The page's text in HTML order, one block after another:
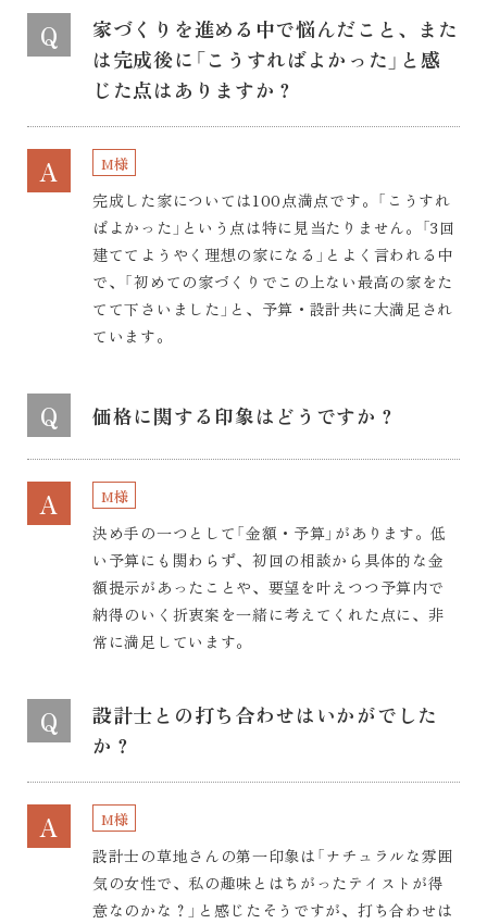
Q
家づくりを進める中で悩んだこと、また
は完成後に「こうすればよかった」と感
じた点はありますか？
A M様
完成した家については100点満点です。「こうすれ
ばよかった」という点は特に見当たりません。「3回
建ててようやく理想の家になる」とよく言われる中
で、「初めての家づくりでこの上ない最高の家をた
てて下さいました」と、予算・設計共に大満足され
ています。
Q 価格に関する印象はどうですか？
A M様
決め手の一つとして「金額・予算」があります。低
い予算にも関わらず、初回の相談から具体的な金
額提示があったことや、要望を叶えつつ予算内で
納得のいく折衷案を一緒に考えてくれた点に、非
常に満足しています。
Q
設計士との打ち合わせはいかがでした
か？
A M様
設計士の草地さんの第一印象は「ナチュラルな雰囲
気の女性で、私の趣味とはちがったテイストが得
意なのかな？」と感じたそうですが、打ち合わせは